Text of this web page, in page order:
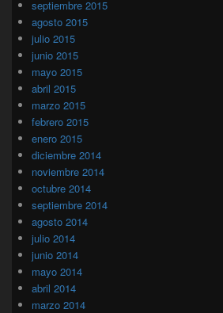
septiembre 2015
agosto 2015
julio 2015
junio 2015
mayo 2015
abril 2015
marzo 2015
febrero 2015
enero 2015
diciembre 2014
noviembre 2014
octubre 2014
septiembre 2014
agosto 2014
julio 2014
junio 2014
mayo 2014
abril 2014
marzo 2014